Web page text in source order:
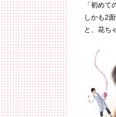
「初めて
しかも2
と、花ち